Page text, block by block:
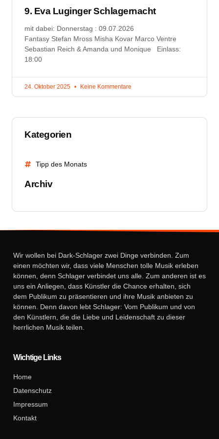
9. Eva Luginger Schlagernacht
mit dabei: Donnerstag : 09.07.2026
Fantasy Stefan Mross Misha Kovar Marco Ventre
Sebastian Reich & Amanda und Monique Einlass:
18:00
24. Oktober 2025 Keine Kommentare
Kategorien
Tipp des Monats
Archiv
Wir wollen bei Dark-Schlager zwei Dinge verbinden. Zum
einen möchten wir, dass viele Menschen tolle Musik erleben
können, denn Schlager verbindet uns alle. Zum anderen ist es
uns ein Anliegen, dass Künstler die Chance erhalten, sich
dem Publikum zu präsentieren und ihre Musik anbieten zu
können. Denn davon lebt Schlager: Vom Publikum und von
den Künstlern, die die Liebe und Leidenschaft zu dieser
herrlichen Musik teilen.
Wichtige Links
Home
Datenschutz
Impressum
Kontakt